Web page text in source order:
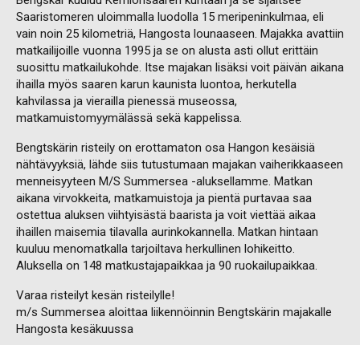
Saaristomeren uloimmalla luodolla 15 meripeninkulmaa, eli
vain noin 25 kilometriä, Hangosta lounaaseen. Majakka avattiin
matkailijoille vuonna 1995 ja se on alusta asti ollut erittäin
suosittu matkailukohde. Itse majakan lisäksi voit päivän aikana
ihailla myös saaren karun kaunista luontoa, herkutella
kahvilassa ja vierailla pienessä museossa,
matkamuistomyymälässä sekä kappelissa.
Bengtskärin risteily on erottamaton osa Hangon kesäisiä
nähtävyyksiä, lähde siis tutustumaan majakan vaiherikkaaseen
menneisyyteen M/S Summersea -aluksellamme. Matkan
aikana virvokkeita, matkamuistoja ja pientä purtavaa saa
ostettua aluksen viihtyisästä baarista ja voit viettää aikaa
ihaillen maisemia tilavalla aurinkokannella. Matkan hintaan
kuuluu menomatkalla tarjoiltava herkullinen lohikeitto.
Aluksella on 148 matkustajapaikkaa ja 90 ruokailupaikkaa.
Varaa risteilyt kesän risteilylle!
m/s Summersea aloittaa liikennöinnin Bengtskärin majakalle
Hangosta kesäkuussa